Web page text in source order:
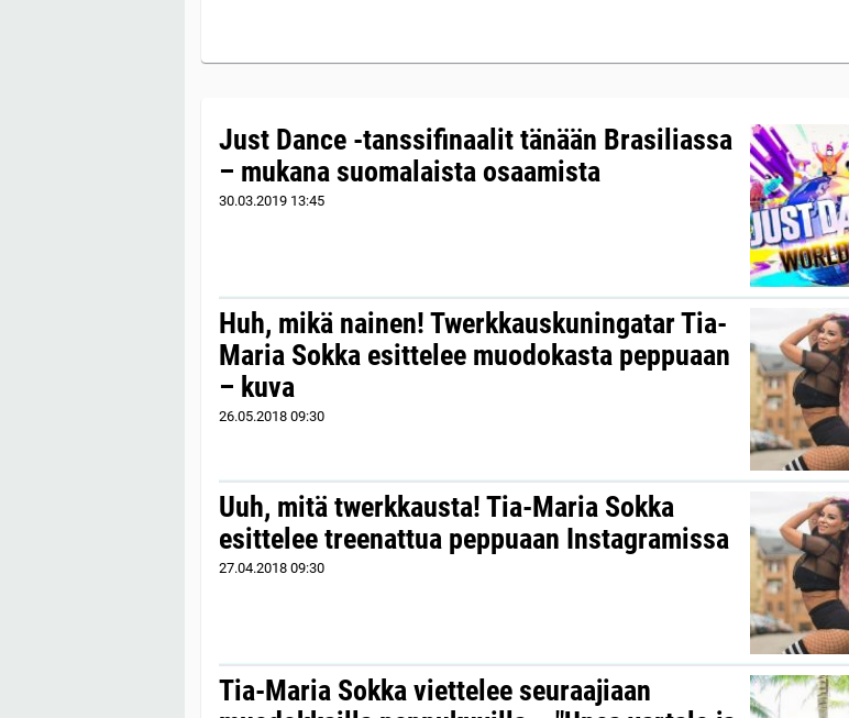
Just Dance -tanssifinaalit tänään Brasiliassa
– mukana suomalaista osaamista
30.03.2019 13:45
Huh, mikä nainen! Twerkkauskuningatar Tia-
Maria Sokka esittelee muodokasta peppuaan
– kuva
26.05.2018 09:30
Uuh, mitä twerkkausta! Tia-Maria Sokka
esittelee treenattua peppuaan Instagramissa
27.04.2018 09:30
Tia-Maria Sokka viettelee seuraajiaan